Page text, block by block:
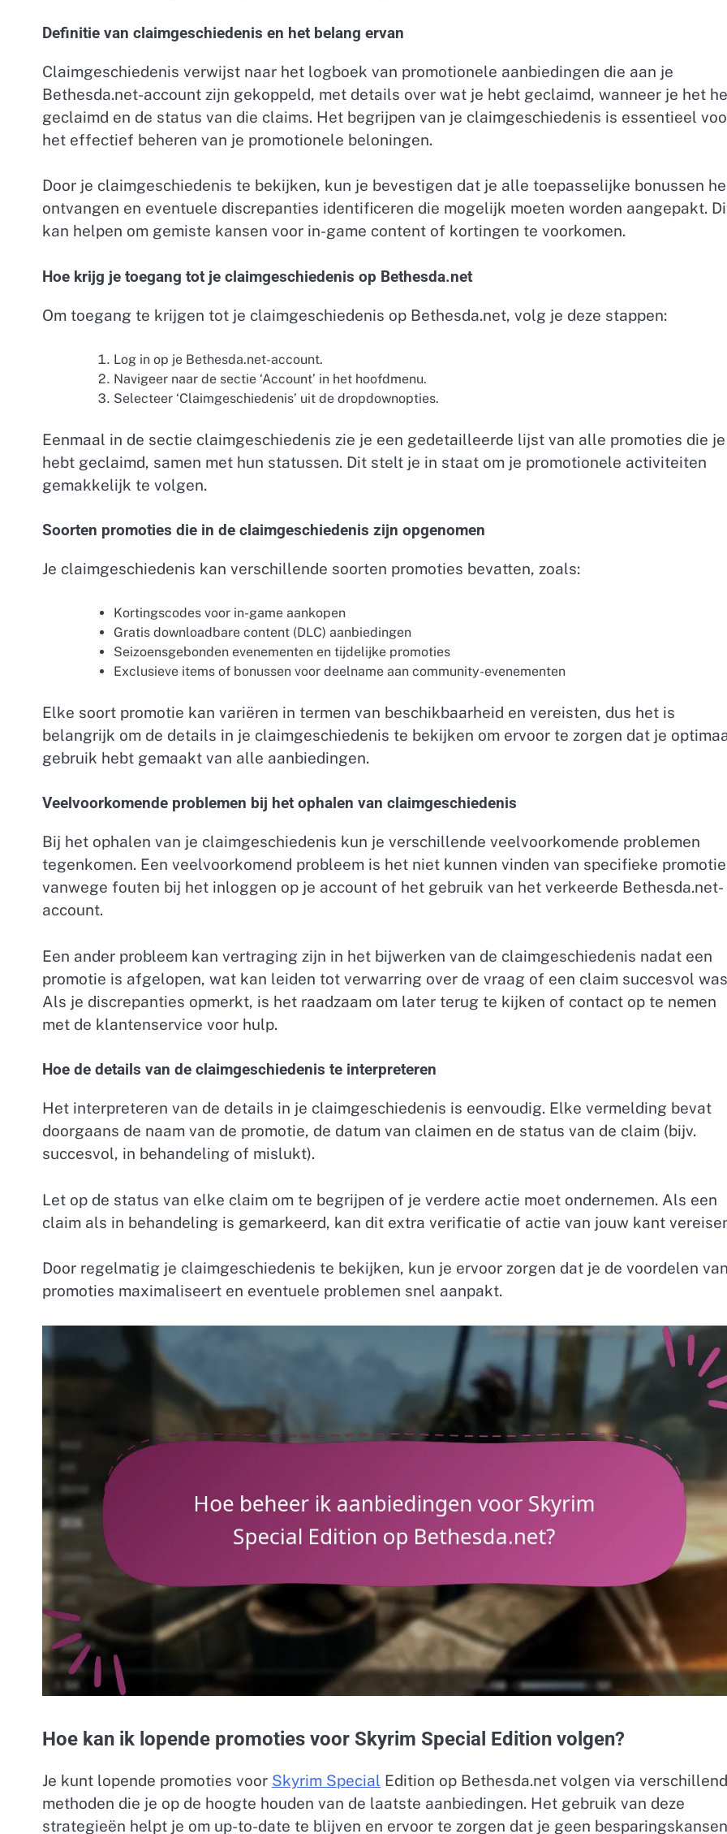
Definitie van claimgeschiedenis en het belang ervan
Claimgeschiedenis verwijst naar het logboek van promotionele aanbiedingen die aan je
Bethesda.net-account zijn gekoppeld, met details over wat je hebt geclaimd, wanneer je het
geclaimd en de status van die claims. Het begrijpen van je claimgeschiedenis is essentieel
het effectief beheren van je promotionele beloningen.
Door je claimgeschiedenis te bekijken, kun je bevestigen dat je alle toepasselijke bonussen
ontvangen en eventuele discrepanties identificeren die mogelijk moeten worden aangepakt.
kan helpen om gemiste kansen voor in-game content of kortingen te voorkomen.
Hoe krijg je toegang tot je claimgeschiedenis op Bethesda.net
Om toegang te krijgen tot je claimgeschiedenis op Bethesda.net, volg je deze stappen:
Log in op je Bethesda.net-account.
Navigeer naar de sectie ‘Account’ in het hoofdmenu.
Selecteer ‘Claimgeschiedenis’ uit de dropdownopties.
Eenmaal in de sectie claimgeschiedenis zie je een gedetailleerde lijst van alle promoties die je
hebt geclaimd, samen met hun statussen. Dit stelt je in staat om je promotionele activiteiten
gemakkelijk te volgen.
Soorten promoties die in de claimgeschiedenis zijn opgenomen
Je claimgeschiedenis kan verschillende soorten promoties bevatten, zoals:
Kortingscodes voor in-game aankopen
Gratis downloadbare content (DLC) aanbiedingen
Seizoensgebonden evenementen en tijdelijke promoties
Exclusieve items of bonussen voor deelname aan community-evenementen
Elke soort promotie kan variëren in termen van beschikbaarheid en vereisten, dus het is
belangrijk om de details in je claimgeschiedenis te bekijken om ervoor te zorgen dat je
gebruik hebt gemaakt van alle aanbiedingen.
Veelvoorkomende problemen bij het ophalen van claimgeschiedenis
Bij het ophalen van je claimgeschiedenis kun je verschillende veelvoorkomende problemen
tegenkomen. Een veelvoorkomend probleem is het niet kunnen vinden van specifieke
vanwege fouten bij het inloggen op je account of het gebruik van het verkeerde Bethesda.net-
account.
Een ander probleem kan vertraging zijn in het bijwerken van de claimgeschiedenis nadat een
promotie is afgelopen, wat kan leiden tot verwarring over de vraag of een claim succesvol
Als je discrepanties opmerkt, is het raadzaam om later terug te kijken of contact op te nemen
met de klantenservice voor hulp.
Hoe de details van de claimgeschiedenis te interpreteren
Het interpreteren van de details in je claimgeschiedenis is eenvoudig. Elke vermelding bevat
doorgaans de naam van de promotie, de datum van claimen en de status van de claim (bijv.
succesvol, in behandeling of mislukt).
Let op de status van elke claim om te begrijpen of je verdere actie moet ondernemen. Als een
claim als in behandeling is gemarkeerd, kan dit extra verificatie of actie van jouw kant
Door regelmatig je claimgeschiedenis te bekijken, kun je ervoor zorgen dat je de voordelen
promoties maximaliseert en eventuele problemen snel aanpakt.
Hoe kan ik lopende promoties voor Skyrim Special Edition volgen?
Je kunt lopende promoties voor Skyrim Special Edition op Bethesda.net volgen via
methoden die je op de hoogte houden van de laatste aanbiedingen. Het gebruik van deze
strategieën helpt je om up-to-date te blijven en ervoor te zorgen dat je geen besparingskansen